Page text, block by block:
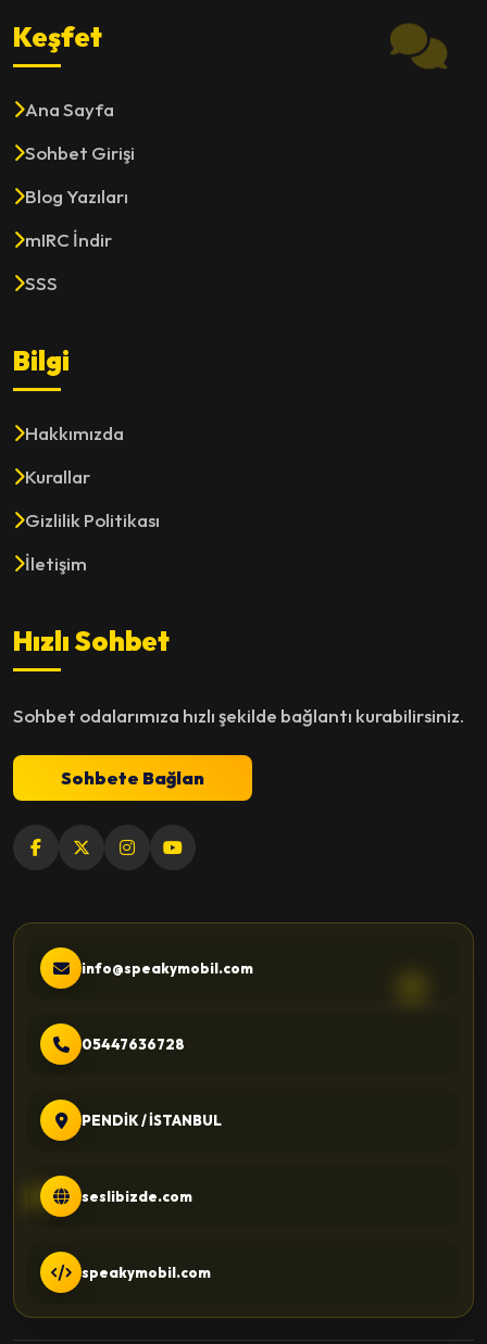
Keşfet
Ana Sayfa
Sohbet Girişi
Blog Yazıları
mIRC İndir
SSS
Bilgi
Hakkımızda
Kurallar
Gizlilik Politikası
İletişim
Hızlı Sohbet
Sohbet odalarımıza hızlı şekilde bağlantı kurabilirsiniz.
Sohbete Bağlan
info@speakymobil.com
05447636728
PENDİK / İSTANBUL
seslibizde.com
speakymobil.com